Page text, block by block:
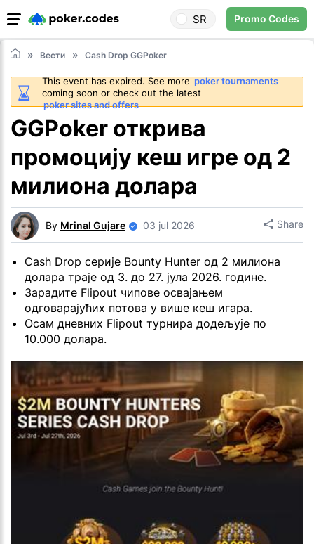
SR Promo Codes
Вести Cash Drop GGPoker
This event has expired. See morepoker tournaments
coming soon or check out the latest
poker sites and offers
GGPoker открива
промоцију кеш игре од 2
милиона долара
By Mrinal Gujare 03 jul 2026 Share
Cash Drop серије Bounty Hunter од 2 милиона
долара траје од 3. до 27. јула 2026. године.
Зарадите Flipout чипове освајањем
одговарајућих потова у више кеш игара.
Осам дневних Flipout турнира додељује по
10.000 долара.